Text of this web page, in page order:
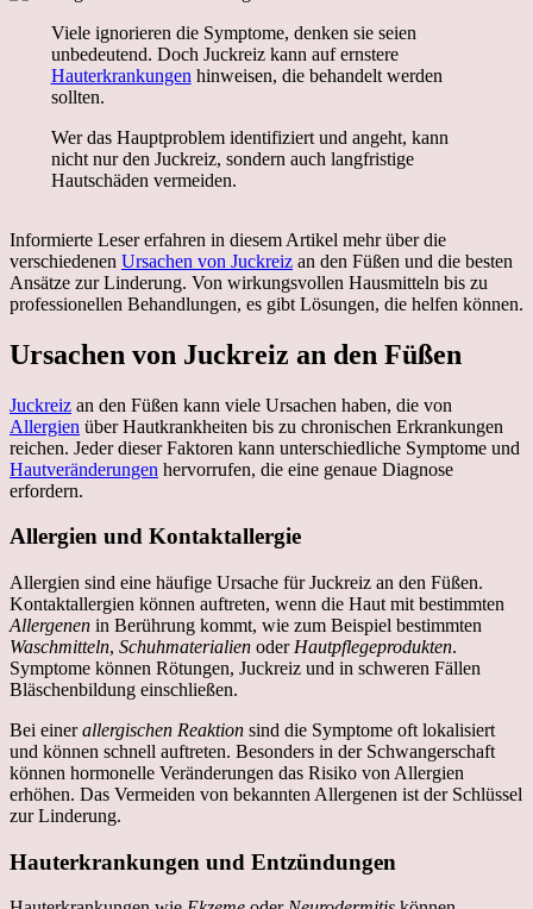
Viele ignorieren die Symptome, denken sie seien
unbedeutend. Doch Juckreiz kann auf ernstere
Hauterkrankungen hinweisen, die behandelt werden
sollten.
Wer das Hauptproblem identifiziert und angeht, kann
nicht nur den Juckreiz, sondern auch langfristige
Hautschäden vermeiden.
Informierte Leser erfahren in diesem Artikel mehr über die
verschiedenen Ursachen von Juckreiz an den Füßen und die besten
Ansätze zur Linderung. Von wirkungsvollen Hausmitteln bis zu
professionellen Behandlungen, es gibt Lösungen, die helfen können.
Ursachen von Juckreiz an den Füßen
Juckreiz an den Füßen kann viele Ursachen haben, die von
Allergien über Hautkrankheiten bis zu chronischen Erkrankungen
reichen. Jeder dieser Faktoren kann unterschiedliche Symptome und
Hautveränderungen hervorrufen, die eine genaue Diagnose
erfordern.
Allergien und Kontaktallergie
Allergien sind eine häufige Ursache für Juckreiz an den Füßen.
Kontaktallergien können auftreten, wenn die Haut mit bestimmten
Allergenen in Berührung kommt, wie zum Beispiel bestimmten
Waschmitteln, Schuhmaterialien oder Hautpflegeprodukten.
Symptome können Rötungen, Juckreiz und in schweren Fällen
Bläschenbildung einschließen.
Bei einerallergischen Reaktion sind die Symptome oft lokalisiert
und können schnell auftreten. Besonders in der Schwangerschaft
können hormonelle Veränderungen das Risiko von Allergien
erhöhen. Das Vermeiden von bekannten Allergenen ist der Schlüssel
zur Linderung.
Hauterkrankungen und Entzündungen